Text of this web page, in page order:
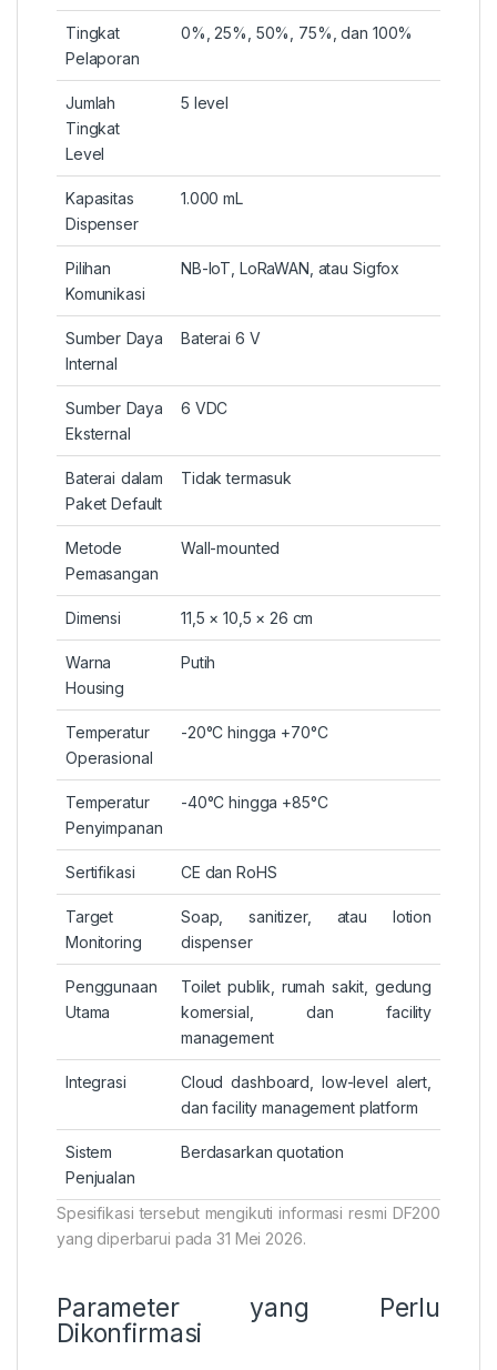
Tingkat
Pelaporan
0%, 25%, 50%, 75%, dan 100%
Jumlah
Tingkat
Level
5 level
Kapasitas
Dispenser
1.000 mL
Pilihan
Komunikasi
NB-IoT, LoRaWAN, atau Sigfox
Sumber Daya
Internal
Baterai 6 V
Sumber Daya
Eksternal
6 VDC
Baterai dalam
Paket Default
Tidak termasuk
Metode
Pemasangan
Wall-mounted
Dimensi 11,5 × 10,5 × 26 cm
Warna
Housing
Putih
Temperatur
Operasional
-20°C hingga +70°C
Temperatur
Penyimpanan
-40°C hingga +85°C
Sertifikasi CE dan RoHS
Target
Monitoring
Soap, sanitizer, atau lotion
dispenser
Penggunaan
Utama
Toilet publik, rumah sakit, gedung
komersial, dan facility
management
Integrasi
Cloud dashboard, low-level alert,
dan facility management platform
Sistem
Penjualan
Berdasarkan quotation
Spesifikasi tersebut mengikuti informasi resmi DF200
yang diperbarui pada 31 Mei 2026.
Parameter yang Perlu
Dikonfirmasi